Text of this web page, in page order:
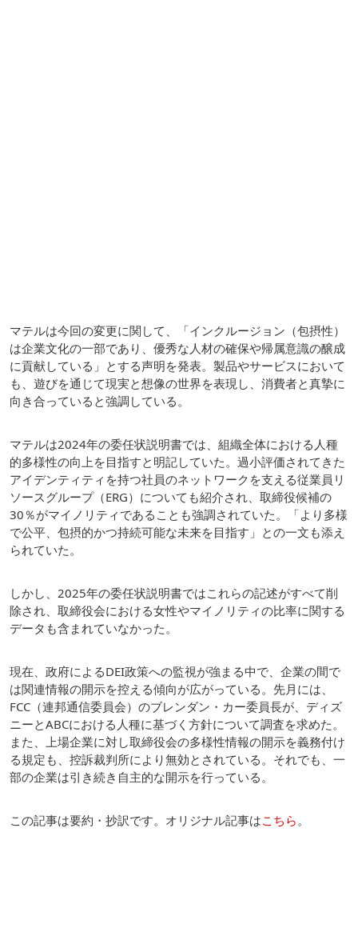
マテルは今回の変更に関して、「インクルージョン（包摂性）
は企業文化の一部であり、優秀な人材の確保や帰属意識の醸成
に貢献している」とする声明を発表。製品やサービスにおいて
も、遊びを通じて現実と想像の世界を表現し、消費者と真摯に
向き合っていると強調している。
マテルは2024年の委任状説明書では、組織全体における人種
的多様性の向上を目指すと明記していた。過小評価されてきた
アイデンティティを持つ社員のネットワークを支える従業員リ
ソースグループ（ERG）についても紹介され、取締役候補の
30％がマイノリティであることも強調されていた。「より多様
で公平、包摂的かつ持続可能な未来を目指す」との一文も添え
られていた。
しかし、2025年の委任状説明書ではこれらの記述がすべて削
除され、取締役会における女性やマイノリティの比率に関する
データも含まれていなかった。
現在、政府によるDEI政策への監視が強まる中で、企業の間で
は関連情報の開示を控える傾向が広がっている。先月には、
FCC（連邦通信委員会）のブレンダン・カー委員長が、ディズ
ニーとABCにおける人種に基づく方針について調査を求めた。
また、上場企業に対し取締役会の多様性情報の開示を義務付け
る規定も、控訴裁判所により無効とされている。それでも、一
部の企業は引き続き自主的な開示を行っている。
この記事は要約・抄訳です。オリジナル記事はこちら 。